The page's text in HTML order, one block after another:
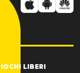
LIBERI